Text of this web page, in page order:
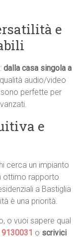
e
dalla casa singola a
audio/video
perfette per
e
cerca un impianto
ottimo rapporto
a Bastiglia
è una priorità.
o vuoi sapere qual
o scrivici